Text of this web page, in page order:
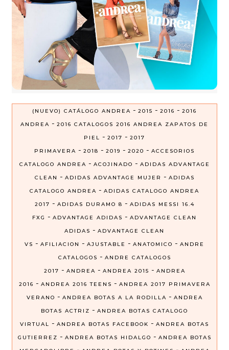
(NUEVO) CATÁLOGO ANDREA - 2015 - 2016 - 2016
ANDREA - 2016 CATALOGOS 2016 ANDREA ZAPATOS DE
PIEL
- 2017 - 2017
PRIMAVERA - 2018 - 2019 - 2020 - ACCESORIOS
CATALOGO ANDREA - ACOJINADO - ADIDAS ADVANTAGE
CLEAN
- ADIDAS ADVANTAGE MUJER - ADIDAS
CATALOGO ANDREA - ADIDAS CATALOGO ANDREA
2017 - ADIDAS DURAMO 8 - ADIDAS MESSI 16.4
FXG
- ADVANTAGE ADIDAS - ADVANTAGE CLEAN
ADIDAS - ADVANTAGE CLEAN
VS - AFILIACION - AJUSTABLE - ANATOMICO - ANDRE
CATALOGOS - ANDRE CATALOGOS
2017 - ANDREA - ANDREA 2015 - ANDREA
2016 - ANDREA 2016 TEENS - ANDREA 2017 PRIMAVERA
VERANO - ANDREA BOTAS A LA RODILLA - ANDREA
BOTAS ACTRIZ - ANDREA BOTAS CATALOGO
VIRTUAL
- ANDREA BOTAS FACEBOOK - ANDREA BOTAS
GUTIERREZ - ANDREA BOTAS HIDALGO - ANDREA BOTAS